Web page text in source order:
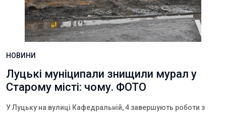
НОВИНИ
Луцькі муніципали знищили мурал у
Старому місті: чому. ФОТО
У Луцьку на вулиці Кафедральній, 4 завершують роботи з